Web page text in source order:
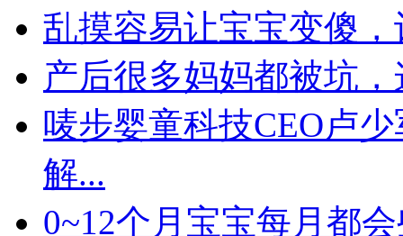
乱摸容易让宝宝变傻
产后很多妈妈都被坑
唛步婴童科技CEO卢
解...
0~12个月宝宝每月都